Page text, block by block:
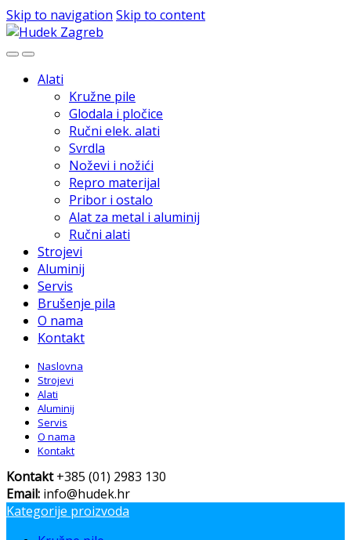
Skip to navigation Skip to content
Alati
Kružne pile
Glodala i pločice
Ručni elek. alati
Svrdla
Noževi i nožići
Repro materijal
Pribor i ostalo
Alat za metal i aluminij
Ručni alati
Strojevi
Aluminij
Servis
Brušenje pila
O nama
Kontakt
Naslovna
Strojevi
Alati
Aluminij
Servis
O nama
Kontakt
Kontakt+385 (01) 2983 130
Email: info@hudek.hr
Kategorije proizvoda